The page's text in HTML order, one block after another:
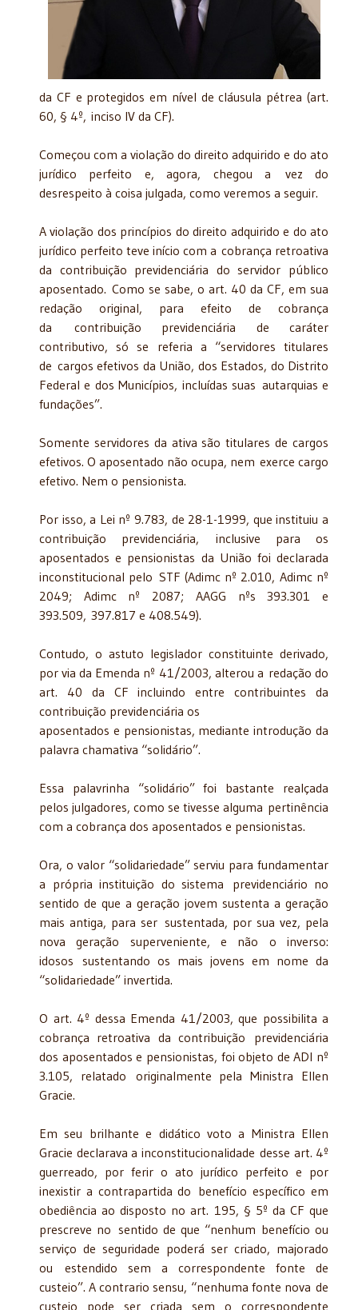
da CF e protegidos em nível de cláusula pétrea (art.
60, § 4º, inciso IV da CF).
Começou com a violação do direito adquirido e do ato
jurídico perfeito e, agora, chegou a vez do
desrespeito à coisa julgada, como veremos a seguir.
A violação dos princípios do direito adquirido e do ato
jurídico perfeito teve início com a cobrança retroativa
da contribuição previdenciária do servidor público
aposentado. Como se sabe, o art. 40 da CF, em sua
redação original, para efeito de cobrança
da contribuição previdenciária de caráter
contributivo, só se referia a “servidores titulares
de cargos efetivos da União, dos Estados, do Distrito
Federal e dos Municípios, incluídas suas autarquias e
fundações”.
Somente servidores da ativa são titulares de cargos
efetivos. O aposentado não ocupa, nem exerce cargo
efetivo. Nem o pensionista.
Por isso, a Lei nº 9.783, de 28-1-1999, que instituiu a
contribuição previdenciária, inclusive para os
aposentados e pensionistas da União foi declarada
inconstitucional pelo STF (Adimc nº 2.010, Adimc nº
2049; Adimc nº 2087; AAGG nºs 393.301 e
393.509, 397.817 e 408.549).
Contudo, o astuto legislador constituinte derivado,
por via da Emenda nº 41/2003, alterou a redação do
art. 40 da CF incluindo entre contribuintes da
contribuição previdenciária os
aposentados e pensionistas, mediante introdução da
palavra chamativa “solidário”.
Essa palavrinha “solidário” foi bastante realçada
pelos julgadores, como se tivesse alguma pertinência
com a cobrança dos aposentados e pensionistas.
Ora, o valor “solidariedade” serviu para fundamentar
a própria instituição do sistema previdenciário no
sentido de que a geração jovem sustenta a geração
mais antiga, para ser sustentada, por sua vez, pela
nova geração superveniente, e não o inverso:
idosos sustentando os mais jovens em nome da
“solidariedade” invertida.
O art. 4º dessa Emenda 41/2003, que possibilita a
cobrança retroativa da contribuição previdenciária
dos aposentados e pensionistas, foi objeto de ADI nº
3.105, relatado originalmente pela Ministra Ellen
Gracie.
Em seu brilhante e didático voto a Ministra Ellen
Gracie declarava a inconstitucionalidade desse art. 4º
guerreado, por ferir o ato jurídico perfeito e por
inexistir a contrapartida do benefício específico em
obediência ao disposto no art. 195, § 5º da CF que
prescreve no sentido de que “nenhum benefício ou
serviço de seguridade poderá ser criado, majorado
ou estendido sem a correspondente fonte de
custeio”. A contrario sensu, “nenhuma fonte nova de
custeio pode ser criada sem o correspondente